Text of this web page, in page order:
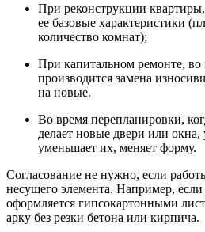
При реконструкции
ее базовые характеристики
количество комнат);
При капитальном ремонте, во
производится замена
на новые.
Во время перепланировки,
делает новые двери или окна,
уменьшает их, меняет форму.
Согласование не нужно, если
несущего элемента. Например,
оформляется гипсокартонными
арку без резки бетона или кирпича.